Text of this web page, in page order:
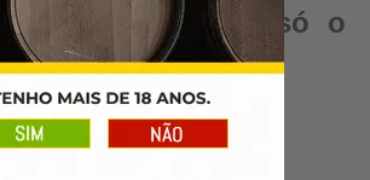
valor que só o
pode criar.